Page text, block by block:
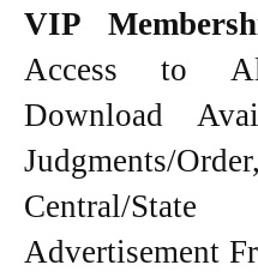
VIP
Access to
Download
Judgments/
Central/
Advertisement